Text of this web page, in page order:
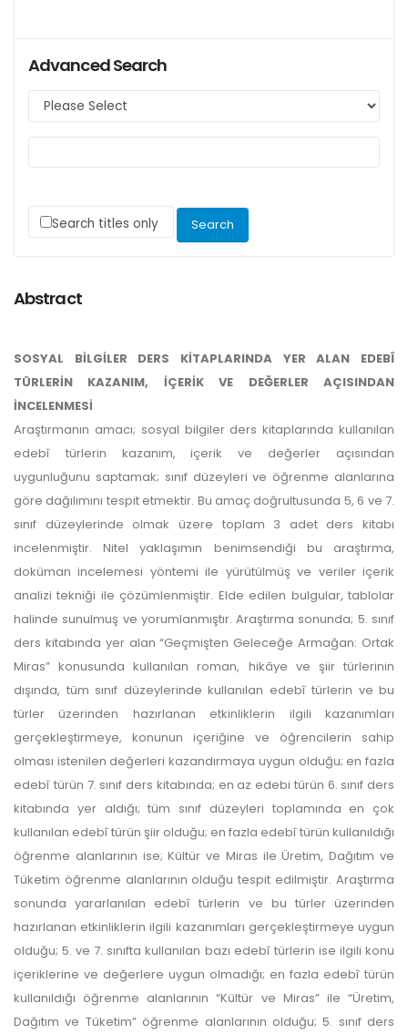
Advanced Search
Search titles only
Abstract
SOSYAL BİLGİLER DERS KİTAPLARINDA YER ALAN EDEBÎ
TÜRLERİN KAZANIM, İÇERİK VE DEĞERLER AÇISINDAN
İNCELENMESİ
Araştırmanın amacı; sosyal bilgiler ders kitaplarında kullanılan
edebî türlerin kazanım, içerik ve değerler açısından
uygunluğunu saptamak; sınıf düzeyleri ve öğrenme alanlarına
göre dağılımını tespit etmektir. Bu amaç doğrultusunda 5, 6 ve 7.
sınıf düzeylerinde olmak üzere toplam 3 adet ders kitabı
incelenmiştir. Nitel yaklaşımın benimsendiği bu araştırma,
doküman incelemesi yöntemi ile yürütülmüş ve veriler içerik
analizi tekniği ile çözümlenmiştir. Elde edilen bulgular, tablolar
halinde sunulmuş ve yorumlanmıştır. Araştırma sonunda; 5. sınıf
ders kitabında yer alan “Geçmişten Geleceğe Armağan: Ortak
Miras” konusunda kullanılan roman, hikâye ve şiir türlerinin
dışında, tüm sınıf düzeylerinde kullanılan edebî türlerin ve bu
türler üzerinden hazırlanan etkinliklerin ilgili kazanımları
gerçekleştirmeye, konunun içeriğine ve öğrencilerin sahip
olması istenilen değerleri kazandırmaya uygun olduğu; en fazla
edebî türün 7. sınıf ders kitabında; en az edebi türün 6. sınıf ders
kitabında yer aldığı; tüm sınıf düzeyleri toplamında en çok
kullanılan edebî türün şiir olduğu; en fazla edebî türün kullanıldığı
öğrenme alanlarının ise; Kültür ve Miras ile Üretim, Dağıtım ve
Tüketim öğrenme alanlarının olduğu tespit edilmiştir. Araştırma
sonunda yararlanılan edebî türlerin ve bu türler üzerinden
hazırlanan etkinliklerin ilgili kazanımları gerçekleştirmeye uygun
olduğu; 5. ve 7. sınıfta kullanılan bazı edebî türlerin ise ilgili konu
içeriklerine ve değerlere uygun olmadığı; en fazla edebî türün
kullanıldığı öğrenme alanlarının “Kültür ve Miras” ile “Üretim,
Dağıtım ve Tüketim” öğrenme alanlarının olduğu; 5. sınıf ders